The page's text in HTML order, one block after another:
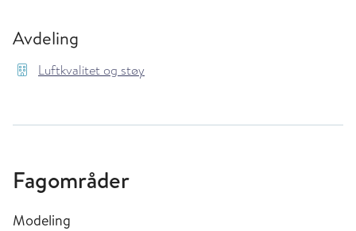
Avdeling
Luftkvalitet og støy
Fagområder
Modeling